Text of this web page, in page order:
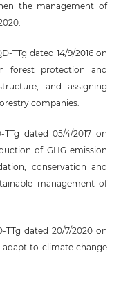
the management of
TTg dated 14/9/2016 on
forest protection and
and assigning
companies.
dated 05/4/2017 on
of GHG emission
conservation and
management of
TTg dated 20/7/2020 on
to climate change